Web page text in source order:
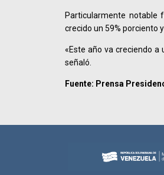
Particularmente notable
crecido un 59% porciento
«Este año va creciendo
señaló.
Fuente: Prensa